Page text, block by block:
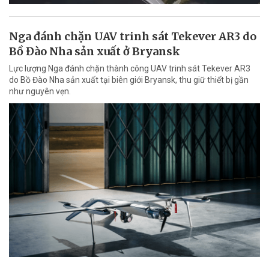
Nga đánh chặn UAV trinh sát Tekever AR3 do
Bồ Đào Nha sản xuất ở Bryansk
Lực lượng Nga đánh chặn thành công UAV trinh sát Tekever AR3
do Bồ Đào Nha sản xuất tại biên giới Bryansk, thu giữ thiết bị gần
như nguyên vẹn.